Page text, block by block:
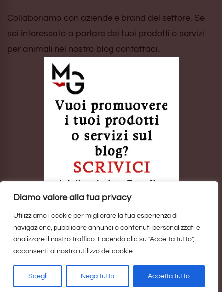
Diamo valore alla tua privacy
Utilizziamo i cookie per migliorare la tua esperienza di
navigazione, pubblicare annunci o contenuti personalizzati e
analizzare il nostro traffico. Facendo clic su "Accetta tutto",
acconsenti al nostro utilizzo dei cookie.
Scegli Nega tutto Accetta tutto
Collaboriamo con aziende e brand del settore. Se
sei interessato a parlare dei tuoi prodotti o servizi
per animali nel nostro blog contattaci.
Sito realizzato daMarina Galatioto. ©2025 Tutti i Diritti Riservati -
Privacy Policy
Privacy Policy Copyright, Privacy & Cookies Policy